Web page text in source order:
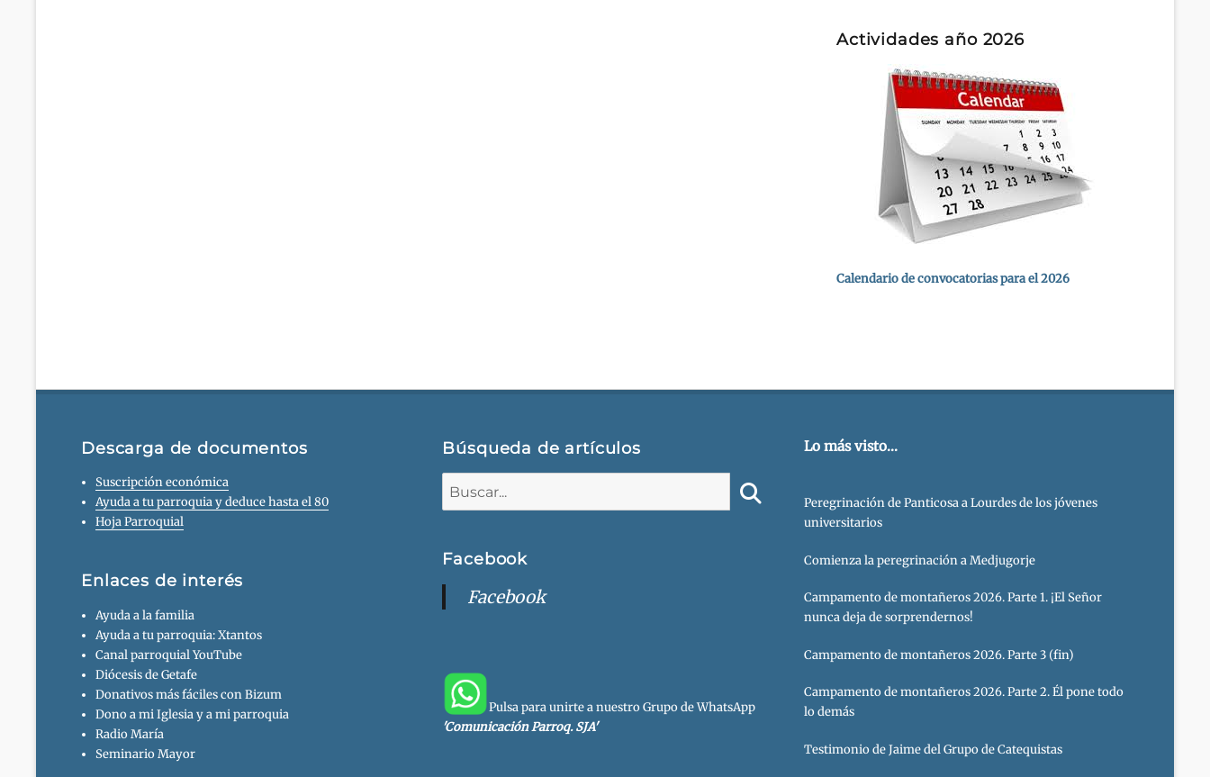
Actividades año 2026
Calendario de convocatorias para el 2026
Descarga de documentos
Suscripción económica
Ayuda a tu parroquia y deduce hasta el 80
Hoja Parroquial
Enlaces de interés
Ayuda a la familia
Ayuda a tu parroquia: Xtantos
Canal parroquial YouTube
Diócesis de Getafe
Donativos más fáciles con Bizum
Dono a mi Iglesia y a mi parroquia
Radio María
Seminario Mayor
Búsqueda de artículos
Facebook
Facebook
Pulsa para unirte a nuestro Grupo de WhatsApp
'Comunicación Parroq. SJA'
Lo más visto...
Peregrinación de Panticosa a Lourdes de los jóvenes
universitarios
Comienza la peregrinación a Medjugorje
Campamento de montañeros 2026. Parte 1. ¡El Señor
nunca deja de sorprendernos!
Campamento de montañeros 2026. Parte 3 (fin)
Campamento de montañeros 2026. Parte 2. Él pone todo
lo demás
Testimonio de Jaime del Grupo de Catequistas